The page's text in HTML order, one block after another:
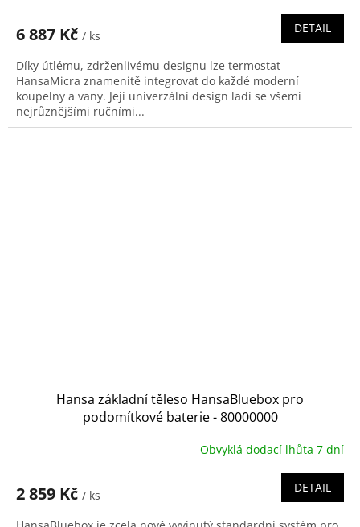
6 887 Kč / ks
DETAIL
Díky útlému, zdrženlivému designu lze termostat
HansaMicra znamenitě integrovat do každé moderní
koupelny a vany. Její univerzální design ladí se všemi
nejrůznějšími ručními...
Hansa základní těleso HansaBluebox pro
podomítkové baterie - 80000000
Obvyklá dodací lhůta 7 dní
2 859 Kč / ks
DETAIL